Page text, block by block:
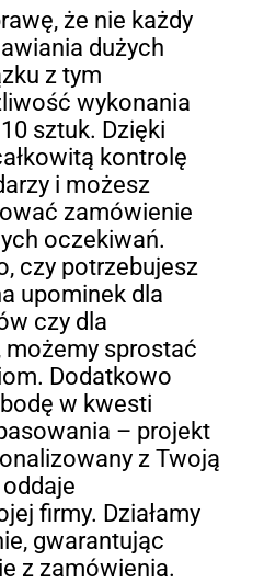
że nie każdy
dużych
z tym
wykonania
sztuk. Dzięki
kontrolę
i możesz
zamówienie
oczekiwań.
czy potrzebujesz
upominek dla
czy dla
sprostać
Dodatkowo
w kwesti
– projekt
z Twoją
firmy. Działamy
gwarantując
z zamówienia.